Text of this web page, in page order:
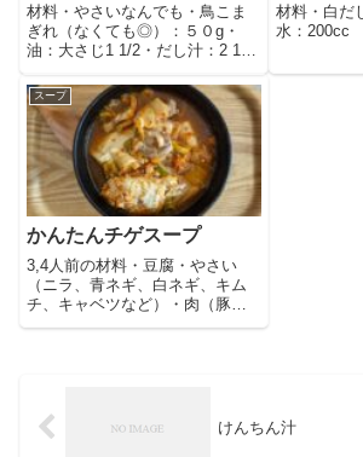
材料・やさいなんでも・鳥こま
ぎれ（なくても◎）：５０g・
油：大さじ1 1/2・だし汁：2 1/2
らスープ：小さじ１（なくても
◎）・しょうゆ：大さじ1/2・し
お：小さじ1/3・酒：大さじ１作
り方①野菜と鶏肉を油で炒
材料・白だ
水：200cc
スープ
かんたんチゲスープ
3,4人前の材料・豆腐・やさい
（ニラ、青ネギ、白ネギ、キム
チ、キャベツなど）・肉（豚肉
く：ひとかけ
けんちん汁